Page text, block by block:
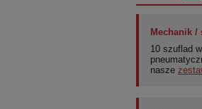
Mechanik /
10 szuflad
nasze